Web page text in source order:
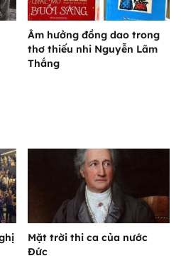
Âm hưởng đồng dao trong
thơ thiếu nhi Nguyễn Lãm
Thắng
Mặt trời thi ca của nước
Đức